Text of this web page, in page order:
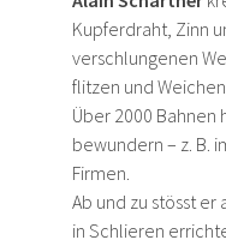
Kupferdraht, Zinn
verschlungenen
flitzen und
Über 2000
bewundern – z. B.
Firmen.
Ab und zu stösst
in Schlieren